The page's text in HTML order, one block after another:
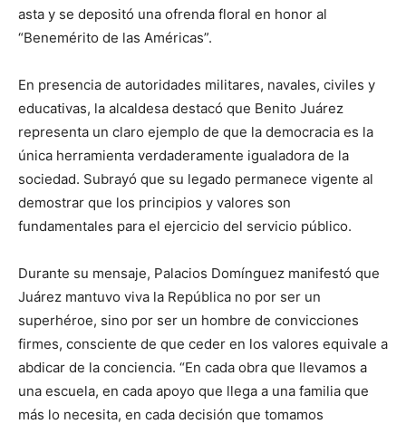
asta y se depositó una ofrenda floral en honor al
“Benemérito de las Américas”.
En presencia de autoridades militares, navales, civiles y
educativas, la alcaldesa destacó que Benito Juárez
representa un claro ejemplo de que la democracia es la
única herramienta verdaderamente igualadora de la
sociedad. Subrayó que su legado permanece vigente al
demostrar que los principios y valores son
fundamentales para el ejercicio del servicio público.
Durante su mensaje, Palacios Domínguez manifestó que
Juárez mantuvo viva la República no por ser un
superhéroe, sino por ser un hombre de convicciones
firmes, consciente de que ceder en los valores equivale a
abdicar de la conciencia. “En cada obra que llevamos a
una escuela, en cada apoyo que llega a una familia que
más lo necesita, en cada decisión que tomamos